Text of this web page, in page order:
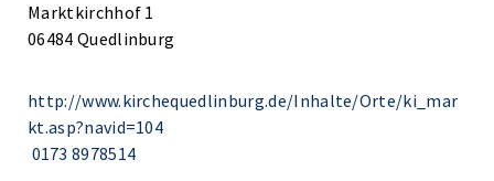
Marktkirchhof 1
06484 Quedlinburg
http://www.kirchequedlinburg.de/Inhalte/Orte/ki_mar
kt.asp?navid=104
0173 8978514